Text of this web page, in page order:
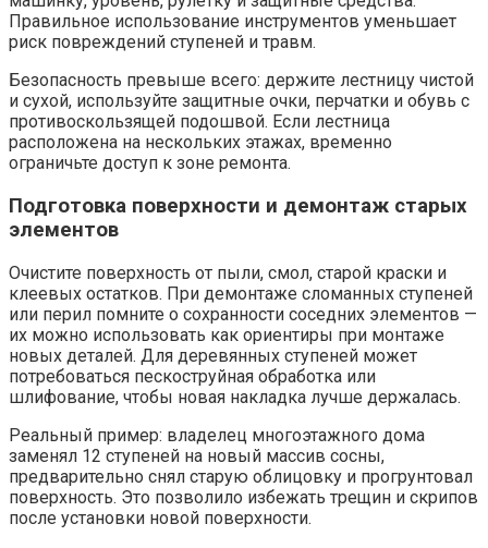
Правильное использование инструментов уменьшает
риск повреждений ступеней и травм.
Безопасность превыше всего: держите лестницу чистой
и сухой, используйте защитные очки, перчатки и обувь с
противоскользящей подошвой. Если лестница
расположена на нескольких этажах, временно
ограничьте доступ к зоне ремонта.
Подготовка поверхности и демонтаж старых
элементов
Очистите поверхность от пыли, смол, старой краски и
клеевых остатков. При демонтаже сломанных ступеней
или перил помните о сохранности соседних элементов —
их можно использовать как ориентиры при монтаже
новых деталей. Для деревянных ступеней может
потребоваться пескоструйная обработка или
шлифование, чтобы новая накладка лучше держалась.
Реальный пример: владелец многоэтажного дома
заменял 12 ступеней на новый массив сосны,
предварительно снял старую облицовку и прогрунтовал
поверхность. Это позволило избежать трещин и скрипов
после установки новой поверхности.